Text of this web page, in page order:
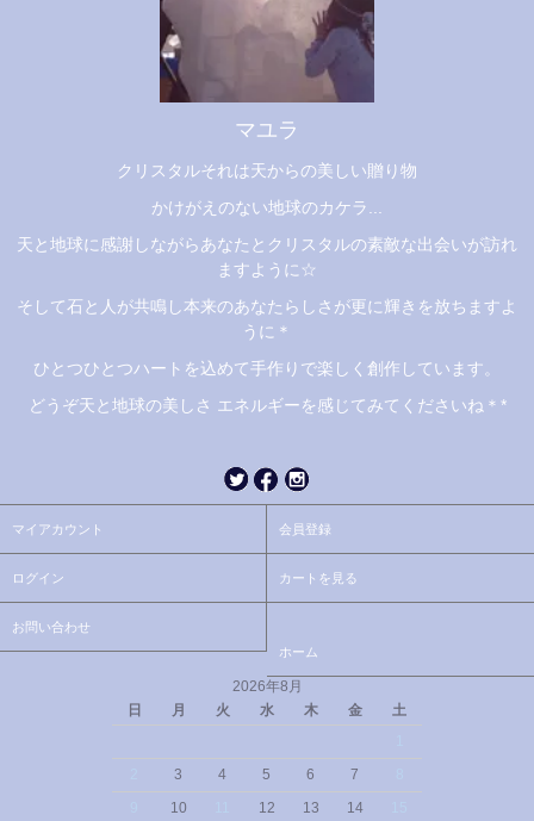
マユラ
クリスタルそれは天からの美しい贈り物
かけがえのない地球のカケラ...
天と地球に感謝しながらあなたとクリスタルの素敵な出会いが訪れ
ますように☆
そして石と人が共鳴し本来のあなたらしさが更に輝きを放ちますよ
うに＊
ひとつひとつハートを込めて手作りで楽しく創作しています。
どうぞ天と地球の美しさ エネルギーを感じてみてくださいね＊*
マイアカウント 会員登録
ログイン カートを見る
お問い合わせ
ホーム
2026年8月
日
月 火 水 木 金
土
3 4 5 6 7
10 12 13 14